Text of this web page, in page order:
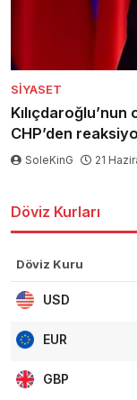
SIYASET
Kılıçdaroğlu’nun
CHP’den
SoleKinG 21
Döviz Kurları
Döviz Kuru
USD
EUR
GBP